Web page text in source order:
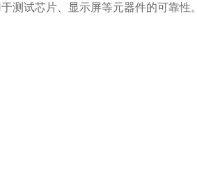
测试芯片、显示屏等元器件的可靠性。